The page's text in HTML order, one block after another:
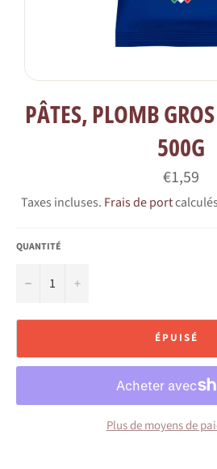
PÂTES, PLOMB
500G
Prix
régulier
€1,59
Taxes incluses. Frais de port
QUANTITÉ
− +
ÉPUISÉ
Plus de moyens de